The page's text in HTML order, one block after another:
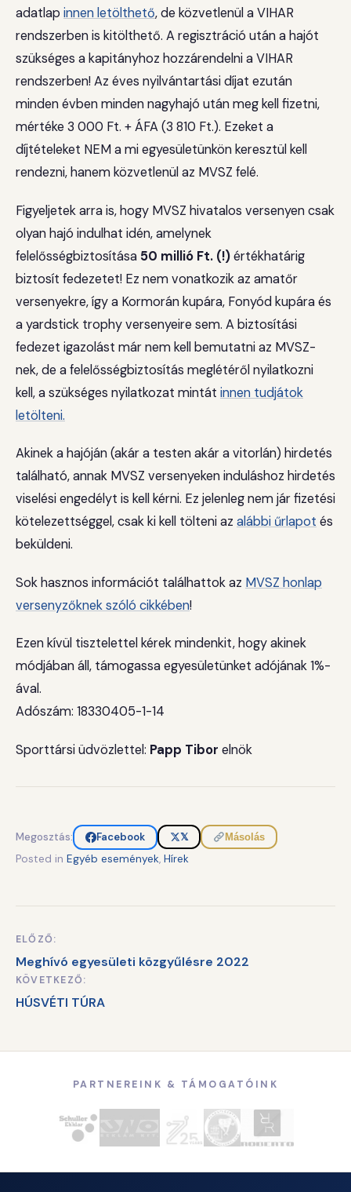
adatlap innen letölthető, de közvetlenül a VIHAR
rendszerben is kitölthető. A regisztráció után a hajót
szükséges a kapitányhoz hozzárendelni a VIHAR
rendszerben! Az éves nyilvántartási díjat ezután
minden évben minden nagyhajó után meg kell fizetni,
mértéke 3 000 Ft. + ÁFA (3 810 Ft.). Ezeket a
díjtételeket NEM a mi egyesületünkön keresztül kell
rendezni, hanem közvetlenül az MVSZ felé.
Figyeljetek arra is, hogy MVSZ hivatalos versenyen csak
olyan hajó indulhat idén, amelynek
felelősségbiztosítása 50 millió Ft. (!)értékhatárig
biztosít fedezetet! Ez nem vonatkozik az amatőr
versenyekre, így a Kormorán kupára, Fonyód kupára és
a yardstick trophy versenyeire sem. A biztosítási
fedezet igazolást már nem kell bemutatni az MVSZ-
nek, de a felelősségbiztosítás meglétéről nyilatkozni
kell, a szükséges nyilatkozat mintát innen tudjátok
letölteni.
Akinek a hajóján (akár a testen akár a vitorlán) hirdetés
található, annak MVSZ versenyeken induláshoz hirdetés
viselési engedélyt is kell kérni. Ez jelenleg nem jár fizetési
kötelezettséggel, csak ki kell tölteni az alábbi űrlapot és
beküldeni.
Sok hasznos információt találhattok az MVSZ honlap
versenyzőknek szóló cikkében!
Ezen kívül tisztelettel kérek mindenkit, hogy akinek
módjában áll, támogassa egyesületünket adójának 1%-
ával.
Adószám: 18330405-1-14
Sporttársi üdvözlettel: Papp Tibor elnök
Megosztás: Facebook 𝕏 Másolás
Posted in Egyéb események, Hírek
Bejegyzés
navigáció
ELŐZŐ:
Meghívó egyesületi közgyűlésre 2022
KÖVETKEZŐ:
HÚSVÉTI TÚRA
PARTNEREINK & TÁMOGATÓINK